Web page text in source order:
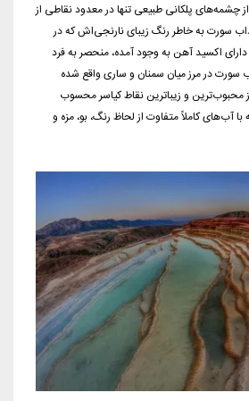
چشمه‌های پلکانی طبیعی تنها در معدود نقاطی از
سورت به خاطر رنگ زیبای نارنجی‌اش که در
اکسید آهن به وجود آمده، منحصر به فرد
در مرز میان سمنان و ساری واقع شده
و زیباترین نقاط کیاسر محسوب
کاملاً متفاوت از لحاظ رنگ، بو، مزه و